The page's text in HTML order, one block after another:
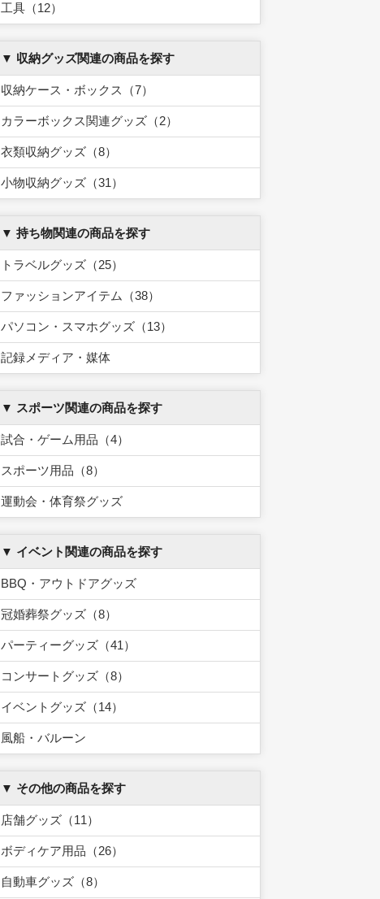
工具（12）
▼ 収納グッズ関連の商品を探す
収納ケース・ボックス（7）
カラーボックス関連グッズ（2）
衣類収納グッズ（8）
小物収納グッズ（31）
▼ 持ち物関連の商品を探す
トラベルグッズ（25）
ファッションアイテム（38）
パソコン・スマホグッズ（13）
記録メディア・媒体
▼ スポーツ関連の商品を探す
試合・ゲーム用品（4）
スポーツ用品（8）
運動会・体育祭グッズ
▼ イベント関連の商品を探す
BBQ・アウトドアグッズ
冠婚葬祭グッズ（8）
パーティーグッズ（41）
コンサートグッズ（8）
イベントグッズ（14）
風船・バルーン
▼ その他の商品を探す
店舗グッズ（11）
ボディケア用品（26）
自動車グッズ（8）